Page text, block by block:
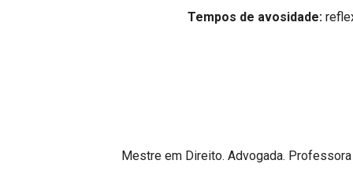
IBDFAM Educacional
Tempos de avosidade:
Mestre em Direito. Advogada.